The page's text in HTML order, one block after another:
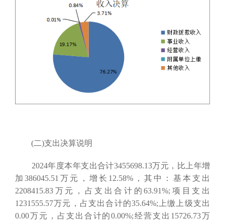
(二)支出决算说明
2024年度本年支出合计3455698.13万元，比上年增
加386045.51万元，增长12.58%，其中：基本支出
2208415.83万元，占支出合计的63.91%;项目支出
1231555.57万元，占支出合计的35.64%;上缴上级支出
0.00万元，占支出合计的0.00%;经营支出15726.73万